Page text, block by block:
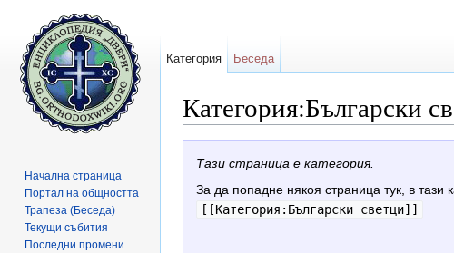
Категория:Български
Тази страница е категория.
За да попадне някоя страница тук, в тази
[[Категория:Български светци]]
Категория Беседа
Начална страница
Портал на общността
Трапеза (Беседа)
Текущи събития
Последни промени